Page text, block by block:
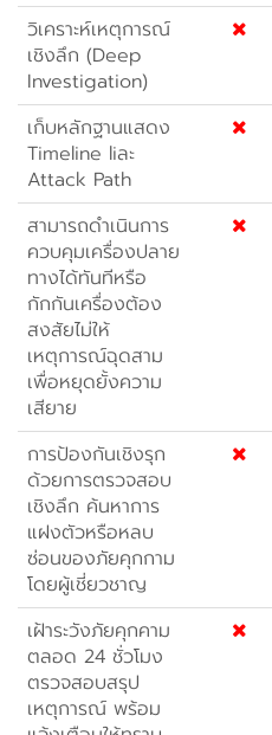
วิเคราะห์เหตุการณ์
เชิงลึก (Deep
Investigation)
เก็บหลักฐานแสดง
Timeline liละ
Attack Path
สามารถดำเนินการ
ควบคุมเครื่องปลาย
ทางได้ทันทีหรือ
กักกันเครื่องต้อง
สงสัยไม่ให้
เหตุการณ์ฉุดสาม
เพื่อหยุดยั้งความ
เสียาย
การป้องกันเชิงรุก
ด้วยการตรวจสอบ
เชิงลึก ค้นหาการ
แฝงตัวหรือหลบ
ซ่อนของภัยคุกกาม
โดยผู้เชี่ยวชาญ
เฝ้าระวังภัยคุกคาม
ตลอด 24 ชั่วโมง
ตรวจสอบสรุป
เหตุการณ์ พร้อม